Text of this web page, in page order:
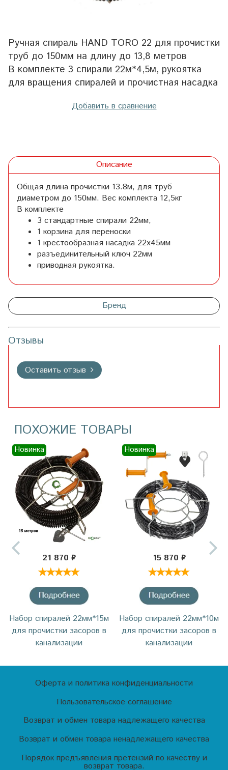
Ручная спираль HAND TORO 22 для прочистки
труб до 150мм на длину до 13,8 метров
В комплекте 3 спирали 22м*4,5м, рукоятка
для вращения спиралей и прочистная насадка
Добавить в сравнение
Описание
Общая длина прочистки 13.8м, для труб
диаметром до 150мм. Вес комплекта 12,5кг
В комплекте
3 стандартные спирали 22мм,
1 корзина для переноски
1 крестообразная насадка 22х45мм
разъединительный ключ 22мм
приводная рукоятка.
Бренд
Отзывы
Оставить отзыв
ПОХОЖИЕ ТОВАРЫ
Новинка
21 870 ₽
Набор спиралей 22мм*15м
для прочистки засоров в
канализации
Новинка
15 870 ₽
Набор спиралей 22мм*10м
для прочистки засоров в
канализации
Оферта и политика конфиденциальности
Пользовательское соглашение
Возврат и обмен товара надлежащего качества
Возврат и обмен товара ненадлежащего качества
Порядок предъявления претензий по качеству и
возврат товара.